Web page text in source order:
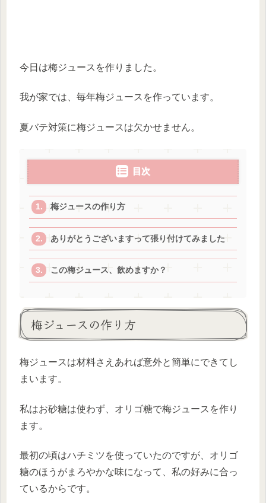
今日は梅ジュースを作りました。
我が家では、毎年梅ジュースを作っています。
夏バテ対策に梅ジュースは欠かせません。
目次
梅ジュースの作り方
ありがとうございますって張り付けてみました
この梅ジュース、飲めますか？
梅ジュースの作り方
梅ジュースは材料さえあれば意外と簡単にできてし
まいます。
私はお砂糖は使わず、オリゴ糖で梅ジュースを作り
ます。
最初の頃はハチミツを使っていたのですが、オリゴ
糖のほうがまろやかな味になって、私の好みに合っ
ているからです。